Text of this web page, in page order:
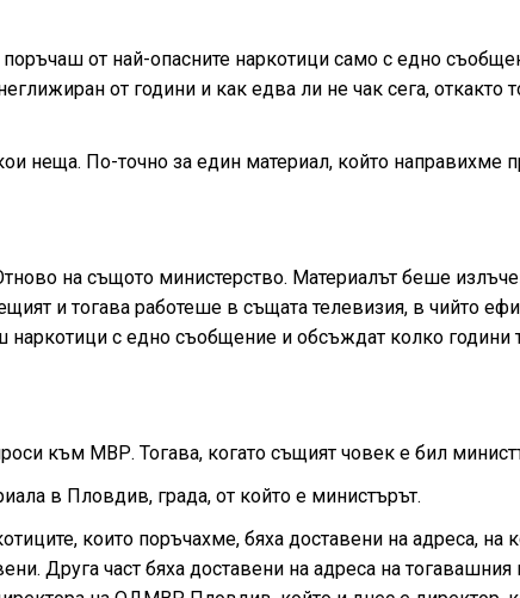
от най-опасните наркотици само с едно
от години и как едва ли не чак сега, откакто
неща. По-точно за един материал, който направихме
на същото министерство. Материалът беше
и тогава работеше в същата телевизия, в чийто
с едно съобщение и обсъждат колко години
към МВР. Тогава, когато същият човек е бил
в Пловдив, града, от който е министърът.
които поръчахме, бяха доставени на адреса,
Друга част бяха доставени на адреса на тогавашния